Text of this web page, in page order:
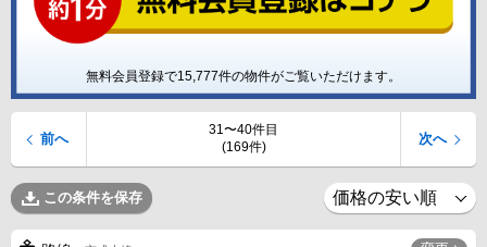
無料会員登録で15,777件の物件がご覧いただけます。
31〜40件目
(169件)
前へ 次へ
この条件を保存